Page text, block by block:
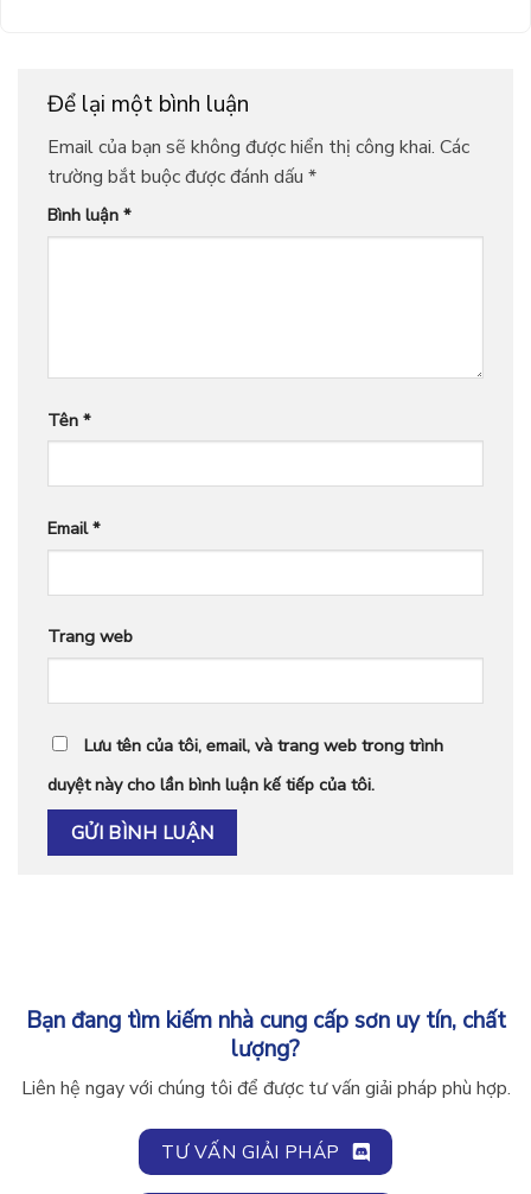
Để lại một bình luận
Email của bạn sẽ không được hiển thị công khai. Các
trường bắt buộc được đánh dấu *
Bình luận *
Tên *
Email*
Trang web
Lưu tên của tôi, email, và trang web trong trình
duyệt này cho lần bình luận kế tiếp của tôi.
Bạn đang tìm kiếm nhà cung cấp sơn uy tín, chất
lượng?
Liên hệ ngay với chúng tôi để được tư vấn giải pháp phù hợp.
TƯ VẤN GIẢI PHÁP